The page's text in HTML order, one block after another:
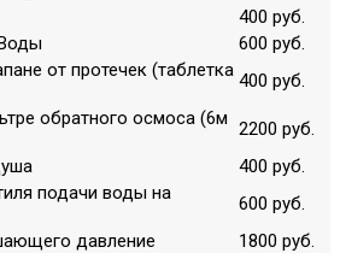
400 руб.
600 руб.
от протечек (таблетка 400 руб.
обратного осмоса (6м 2200 руб.
400 руб.
подачи воды на
600 руб.
давление
1800 руб.